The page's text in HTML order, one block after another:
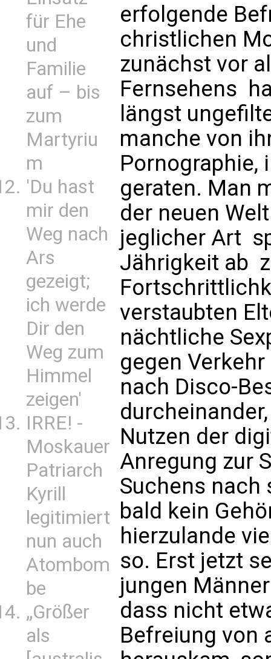
für Ehe
und
Familie
auf – bis
zum
Martyriu
m
'Du hast
mir den
Weg nach
Ars
gezeigt;
ich werde
Dir den
Weg zum
Himmel
zeigen'
IRRE! -
Moskauer
Patriarch
Kyrill
legitimiert
nun auch
Atombom
be
„Größer
als
erfolgende
christlichen
zunächst vor
Fernsehens 
längst
manche von
Pornographie,
geraten. Man
der neuen
jeglicher Art 
Jährigkeit ab 
verstaubten
nächtliche
gegen
nach Disco-
Nutzen der
Anregung zur
Suchens nach
bald kein
hierzulande
so. Erst jetzt
jungen
dass nicht
Befreiung von